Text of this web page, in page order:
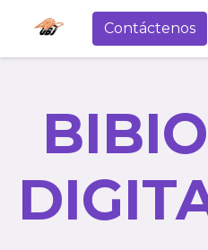
Contáctenos